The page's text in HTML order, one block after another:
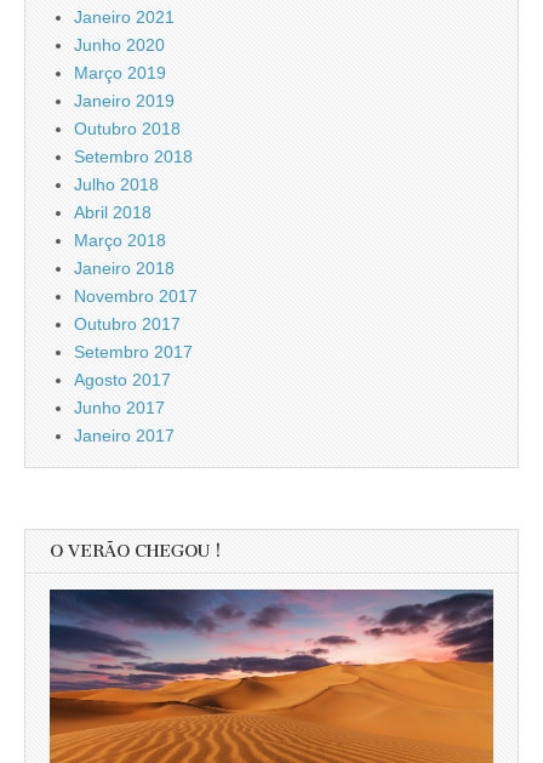
Janeiro 2021
Junho 2020
Março 2019
Janeiro 2019
Outubro 2018
Setembro 2018
Julho 2018
Abril 2018
Março 2018
Janeiro 2018
Novembro 2017
Outubro 2017
Setembro 2017
Agosto 2017
Junho 2017
Janeiro 2017
O VERÃO CHEGOU !